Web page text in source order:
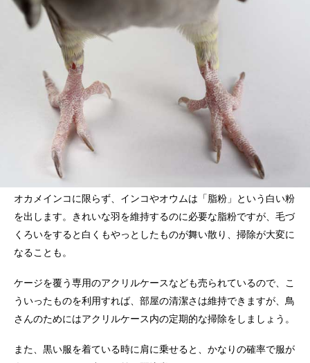
オカメインコに限らず、インコやオウムは「脂粉」という白い粉
を出します。きれいな羽を維持するのに必要な脂粉ですが、毛づ
くろいをすると白くもやっとしたものが舞い散り、掃除が大変に
なることも。
ケージを覆う専用のアクリルケースなども売られているので、こ
ういったものを利用すれば、部屋の清潔さは維持できますが、鳥
さんのためにはアクリルケース内の定期的な掃除をしましょう。
また、黒い服を着ている時に肩に乗せると、かなりの確率で服が